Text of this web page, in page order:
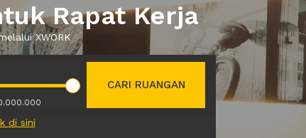
Rapat Kerja
XWORK
CARI RUANGAN
di sini